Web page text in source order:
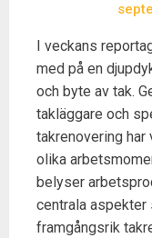
I veckans
med på en
och byte av tak.
takläggare och
takrenovering
olika
belyser
centrala aspekter
framgångsrik